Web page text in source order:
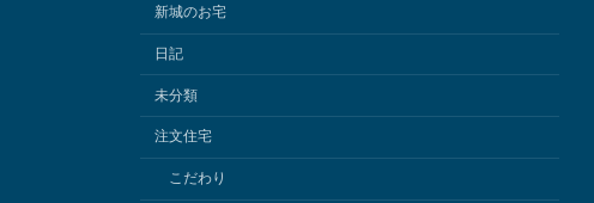
新城のお宅
日記
未分類
注文住宅
こだわり